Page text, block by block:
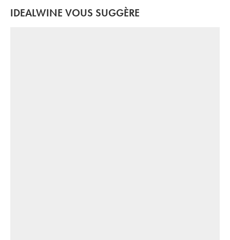
IDEALWINE VOUS SUGGÈRE